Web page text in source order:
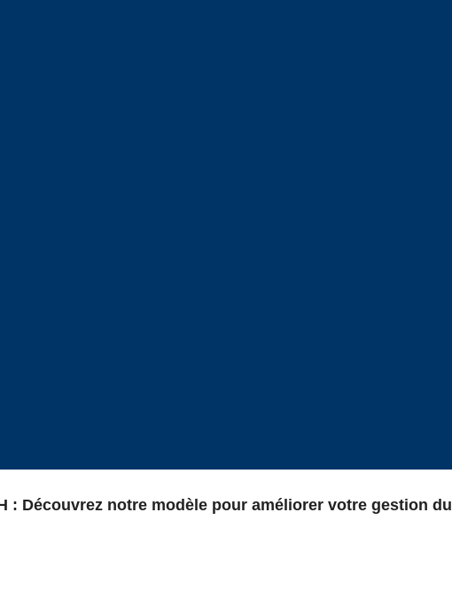
: Découvrez notre modèle pour améliorer votre gestion du